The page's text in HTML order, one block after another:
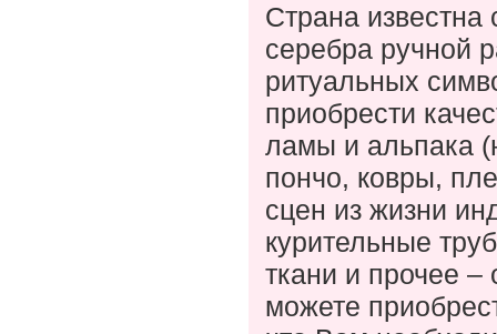
Страна
серебра ручной
ритуальных
приобрести
ламы и альпака
пончо, ковры,
сцен из жизни
курительные
ткани и прочее
можете